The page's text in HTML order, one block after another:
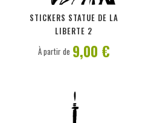
STICKERS STATUE DE LA
LIBERTE 2
PERSONNALISER
À partir de 9,00 €